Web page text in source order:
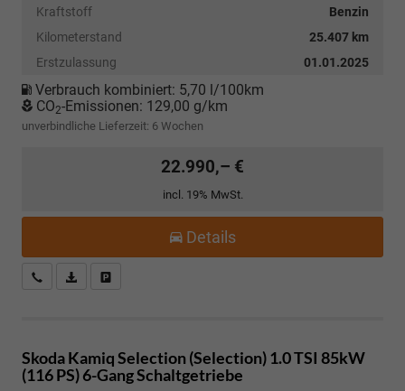
Kraftstoff
Benzin
Kilometerstand
25.407 km
Erstzulassung
01.01.2025
Verbrauch kombiniert: 5,70 l/100km
CO2-Emissionen: 129,00 g/km
unverbindliche Lieferzeit: 6 Wochen
22.990,– €
incl. 19% MwSt.
Details
Kostenloser Rückruf-Service
PDF-Datei, Fahrzeugexposé drucken
Skoda KamiqSelection (Selection) 1.0 TSI 85kW
(116 PS) 6-Gang Schaltgetriebe